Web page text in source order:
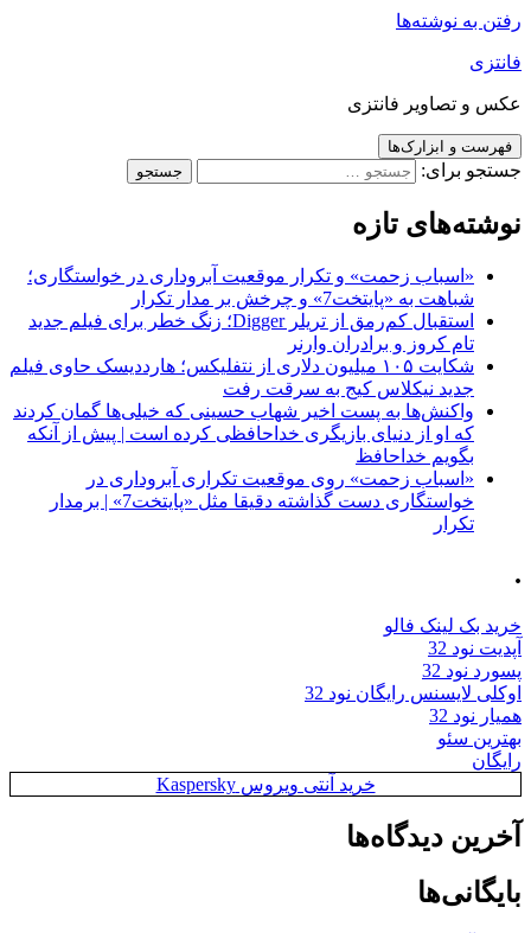
رفتن به نوشته‌ها
فانتزی
عکس و تصاویر فانتزی
فهرست و ابزارک‌ها
جستجو برای:
نوشته‌های تازه
«اسباب زحمت» و تکرار موقعیت آبروداری در خواستگاری؛
شباهت به «پایتخت7» و چرخش بر مدار تکرار
استقبال کم‌رمق از تریلر Digger؛ زنگ خطر برای فیلم جدید
تام کروز و برادران وارنر
شکایت ۱۰۵ میلیون دلاری از نتفلیکس؛ هارددیسک حاوی فیلم
جدید نیکلاس کیج به سرقت رفت
واکنش‌ها به پست اخیر شهاب حسینی که خیلی‌ها گمان کردند
که او از دنیای بازیگری خداحافظی کرده است | پیش از آنکه
بگویم خداحافظ
«اسباب زحمت» روی موقعیت تکراری آبروداری در
خواستگاری دست گذاشته دقیقا مثل «پایتخت7» | برمدار
تکرار
.
خرید بک لینک فالو
آپدیت نود 32
پسورد نود 32
اوکلی لایسنس رایگان نود 32
همیار نود 32
بهترین سئو
رایگان
خرید آنتی ویروس Kaspersky
آخرین دیدگاه‌ها
بایگانی‌ها